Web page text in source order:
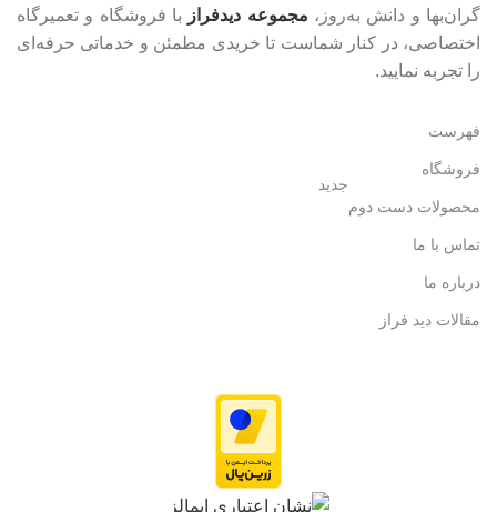
گران‌بها و دانش به‌روز، مجموعه دیدفراز
با فروشگاه و تعمیرگاه
اختصاصی، در کنار شماست تا خریدی مطمئن و خدماتی حرفه‌ای
را تجربه نمایید.
فهرست
فروشگاه
محصولات دست دوم
جدید
تماس با ما
درباره ما
مقالات دید فراز